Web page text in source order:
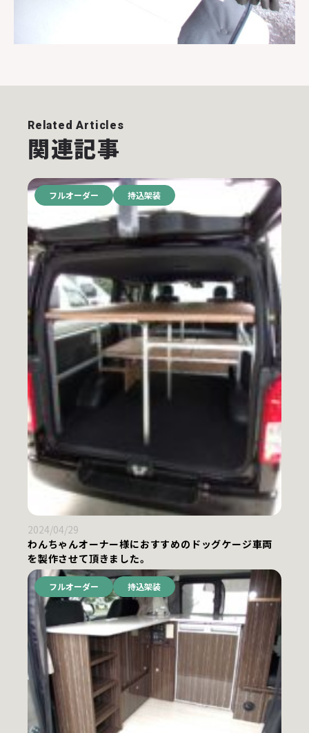
Related Articles
関連記事
フルオーダー 持込架装
2024/04/29
わんちゃんオーナー様におすすめのドッグケージ車両
を製作させて頂きました。
フルオーダー 持込架装